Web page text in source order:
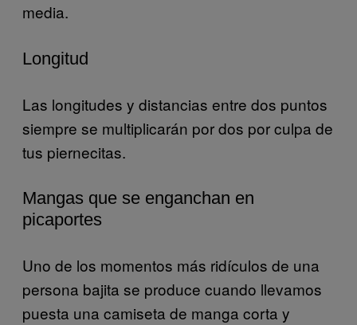
media.
Longitud
Las longitudes y distancias entre dos puntos
siempre se multiplicarán por dos por culpa de
tus piernecitas.
Mangas que se enganchan en
picaportes
Uno de los momentos más ridículos de una
persona bajita se produce cuando llevamos
puesta una camiseta de manga corta y